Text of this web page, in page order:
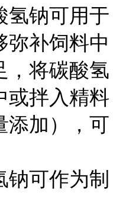
氢钠可用于
弥补饲料中
，将碳酸氢
或拌入精料
添加），可
钠可作为制